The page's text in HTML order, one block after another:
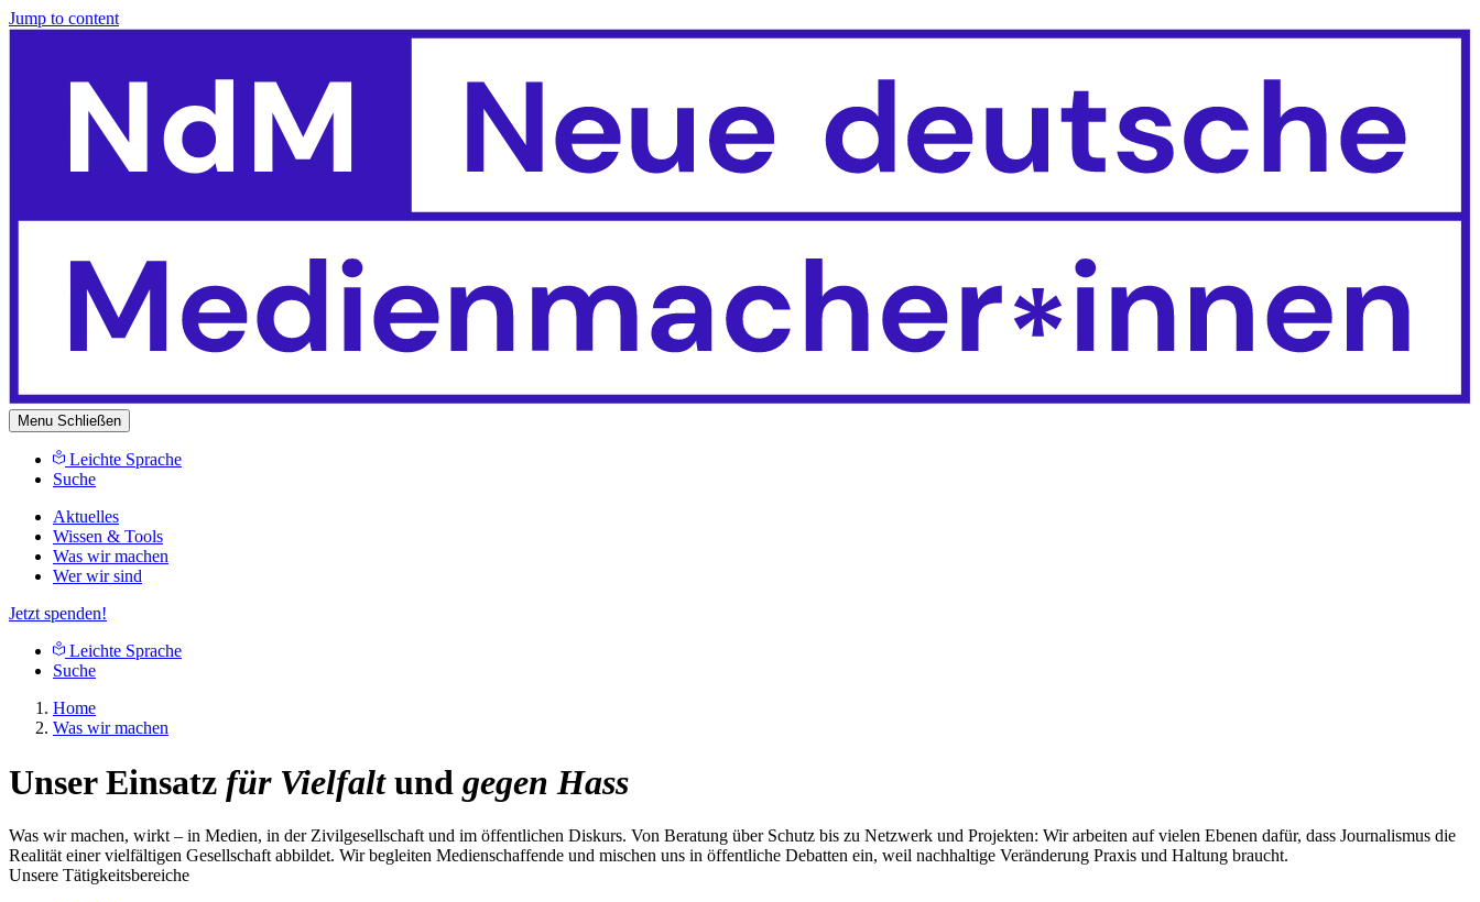
Jump to content
Menu Schließen
Leichte Sprache
Suche
Aktuelles
Wissen & Tools
Was wir machen
Wer wir sind
Jetzt spenden!
Leichte Sprache
Suche
Home
Was wir machen
Unser Einsatz für Vielfaltund gegen Hass
Was wir machen, wirkt – in Medien, in der Zivilgesellschaft und im öffentlichen Diskurs. Von Beratung über Schutz bis zu Netzwerk und Projekten: Wir arbeiten auf vielen Ebenen dafür, dass Journalismus die
Realität einer vielfältigen Gesellschaft abbildet. Wir begleiten Medienschaffende und mischen uns in öffentliche Debatten ein, weil nachhaltige Veränderung Praxis und Haltung braucht.
Unsere Tätigkeitsbereiche